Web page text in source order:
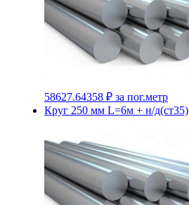
58627.64358 ₽ за пог.метр
Круг 250 мм L=6м + н/д(ст35)